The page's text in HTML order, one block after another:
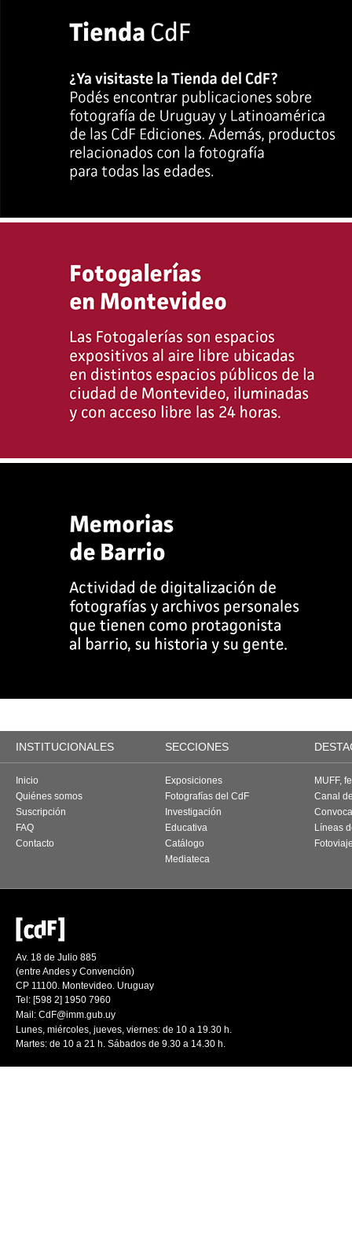
INSTITUCIONALES SECCIONES
Inicio
Quiénes somos
Suscripción
FAQ
Contacto
Exposiciones
Fotografías del CdF
Investigación
Educativa
Catálogo
Mediateca
MUFF,
Canal
Líneas
Av. 18 de Julio 885
(entre Andes y Convención)
CP 11100. Montevideo. Uruguay
Tel: [598 2] 1950 7960
Mail: CdF@imm.gub.uy
Lunes, miércoles, jueves, viernes: de 10 a 19.30 h.
Martes: de 10 a 21 h. Sábados de 9.30 a 14.30 h.